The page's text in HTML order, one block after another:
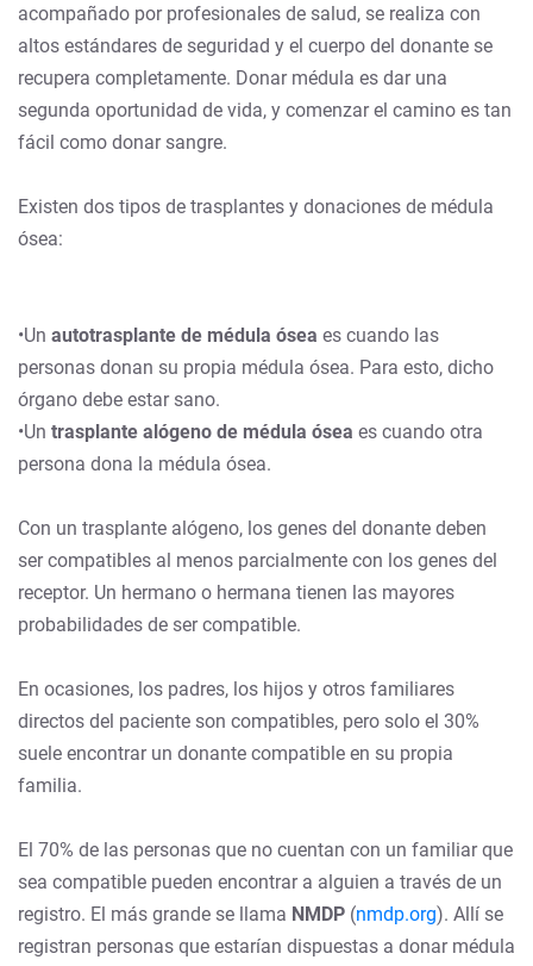
acompañado por profesionales de salud, se realiza con
altos estándares de seguridad y el cuerpo del donante se
recupera completamente. Donar médula es dar una
segunda oportunidad de vida, y comenzar el camino es tan
fácil como donar sangre.
Existen dos tipos de trasplantes y donaciones de médula
ósea:
•Un autotrasplante de médula ósea es cuando las
personas donan su propia médula ósea. Para esto, dicho
órgano debe estar sano.
•Un trasplante alógeno de médula ósea es cuando otra
persona dona la médula ósea.
Con un trasplante alógeno, los genes del donante deben
ser compatibles al menos parcialmente con los genes del
receptor. Un hermano o hermana tienen las mayores
probabilidades de ser compatible.
En ocasiones, los padres, los hijos y otros familiares
directos del paciente son compatibles, pero solo el 30%
suele encontrar un donante compatible en su propia
familia.
El 70% de las personas que no cuentan con un familiar que
sea compatible pueden encontrar a alguien a través de un
registro. El más grande se llama NMDP (nmdp.org). Allí se
registran personas que estarían dispuestas a donar médula